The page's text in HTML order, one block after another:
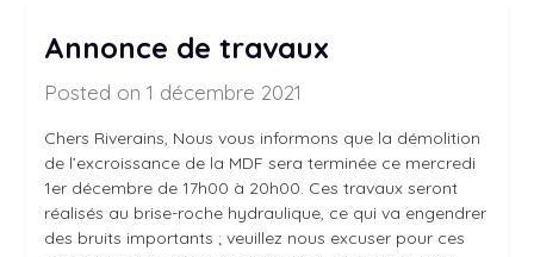
Annonce de travaux
Posted on 1 décembre 2021
Chers Riverains, Nous vous informons que la démolition
de l’excroissance de la MDF sera terminée ce mercredi
1er décembre de 17h00 à 20h00. Ces travaux seront
réalisés au brise-roche hydraulique, ce qui va engendrer
des bruits importants ; veuillez nous excuser pour ces